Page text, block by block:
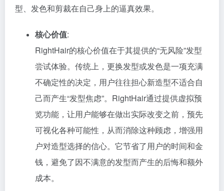
型、发色和剪裁在自己身上的逼真效果。
核心价值:
RightHair的核心价值在于其提供的“无风险”发型
尝试体验。传统上，更换发型或发色是一项充满
不确定性的决定，用户往往担心新造型不适合自
己而产生“发型焦虑”。RightHair通过提供虚拟预
览功能，让用户能够在做出实际改变之前，预先
可视化各种可能性，从而消除这种顾虑，增强用
户对造型选择的信心。它节省了用户的时间和金
钱，避免了因不满意的发型而产生的后悔和额外
成本。